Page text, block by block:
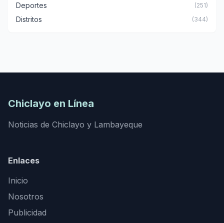
Deportes (251)
Distritos (344)
Chiclayo en Línea
Noticias de Chiclayo y Lambayeque
Enlaces
Inicio
Nosotros
Publicidad